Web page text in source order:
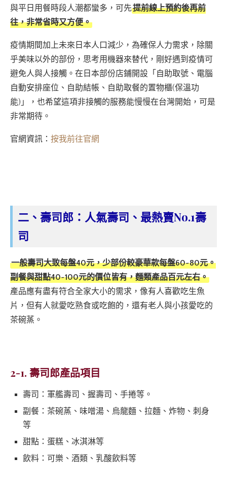
與平日用餐時段人潮都蠻多，可先提前線上預約後再前
往，非常省時又方便。
疫情期間加上未來日本人口減少，為確保人力需求，除關
乎美味以外的部份，思考用機器來替代，剛好遇到疫情可
避免人與人接觸。在日本部份店鋪開設「自助取號、電腦
自動安排座位、自助結帳、自助取餐的置物櫃(保溫功
能)」，也希望這項非接觸的服務能慢慢在台灣開始，可是
非常期待。
官網資訊： 按我前往官網
二、壽司郎：人氣壽司、最熱賣No.1壽
司
一般壽司大致每盤40元，少部份較豪華款每盤60~80元。
副餐與甜點40~100元的價位皆有，麵類產品百元左右。
產品應有盡有符合全家大小的需求，像有人喜歡吃生魚
片，但有人就愛吃熟食或吃飽的，還有老人與小孩愛吃的
茶碗蒸。
2-1. 壽司郎產品項目
壽司：軍艦壽司、握壽司、手捲等。
副餐：茶碗蒸、味噌湯、烏龍麵、拉麵、炸物、刺身
等
甜點：蛋糕、冰淇淋等
飲料：可樂、酒類、乳酸飲料等